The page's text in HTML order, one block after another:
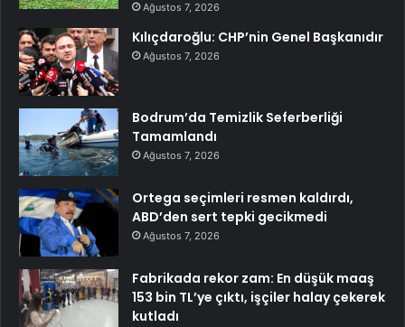
Ağustos 7, 2026
Kılıçdaroğlu: CHP’nin Genel Başkanıdır
Ağustos 7, 2026
Bodrum’da Temizlik Seferberliği
Tamamlandı
Ağustos 7, 2026
Ortega seçimleri resmen kaldırdı,
ABD’den sert tepki gecikmedi
Ağustos 7, 2026
Fabrikada rekor zam: En düşük maaş
153 bin TL’ye çıktı, işçiler halay çekerek
kutladı